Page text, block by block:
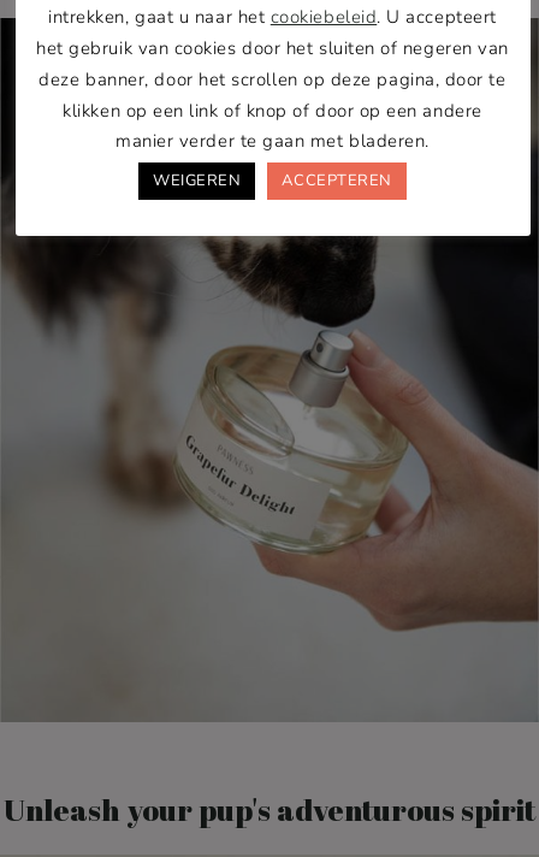
Unleash your pup's adventurous spirit
intrekken, gaat u naar het cookiebeleid. U accepteert
het gebruik van cookies door het sluiten of negeren van
deze banner, door het scrollen op deze pagina, door te
klikken op een link of knop of door op een andere
manier verder te gaan met bladeren.
WEIGEREN ACCEPTEREN